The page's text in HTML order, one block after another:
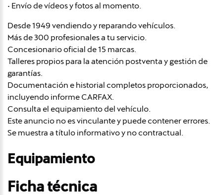
• Envío de vídeos y fotos al momento.
Desde 1949 vendiendo y reparando vehículos.
Más de 300 profesionales a tu servicio.
Concesionario oficial de 15 marcas.
Talleres propios para la atención postventa y gestión de
garantías.
Documentación e historial completos proporcionados,
incluyendo informe CARFAX.
Consulta el equipamiento del vehículo.
Este anuncio no es vinculante y puede contener errores.
Se muestra a título informativo y no contractual.
Equipamiento
Ficha técnica